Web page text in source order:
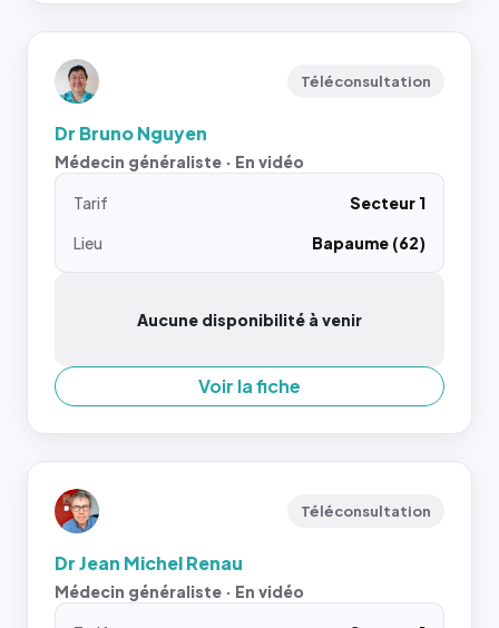
Téléconsultation
Dr Bruno Nguyen
Médecin généraliste · En vidéo
Tarif
Secteur 1
Lieu
Bapaume (62)
Aucune disponibilité à venir
Voir la fiche
Téléconsultation
Dr Jean Michel Renau
Médecin généraliste · En vidéo